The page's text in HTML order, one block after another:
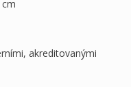
cm
akreditovanými